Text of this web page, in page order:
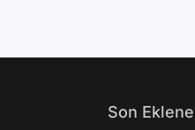
Son